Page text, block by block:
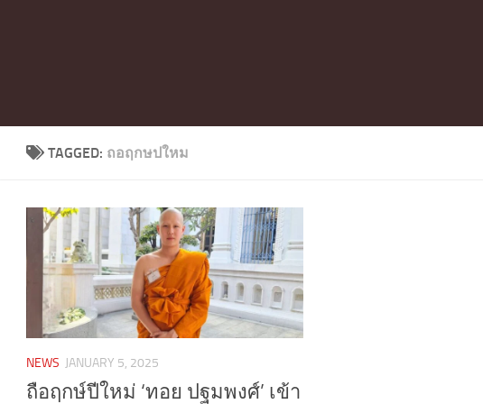
TAGGED: ถอฤกษปใหม
NEWS JANUARY 5, 2025
ถือฤกษ์ปีใหม่ ‘ทอย ปฐมพงศ์’ เข้า